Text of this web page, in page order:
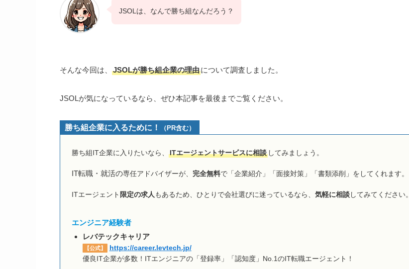
JSOLは、なんで勝ち組なんだろう？
そんな今回は、 JSOLが勝ち組企業の理由について調査しました。
JSOLが気になっているなら、ぜひ本記事を最後までご覧ください。
勝ち組企業に入るために！ （PR含む）
勝ち組IT企業に入りたいなら、 ITエージェントサービスに相談してみましょう。
IT転職・就活の専任アドバイザーが、 完全無料で「企業紹介」「面接対策」「書類添削」をしてくれます。
ITエージェント 限定の求人 もあるため、ひとりで会社選びに迷っているなら、 気軽に相談してみてください。
エンジニア経験者
レバテックキャリア
【公式】
https://career.levtech.jp/
優良IT企業が多数！ITエンジニアの「登録率」「認知度」No.1のIT転職エージェント！